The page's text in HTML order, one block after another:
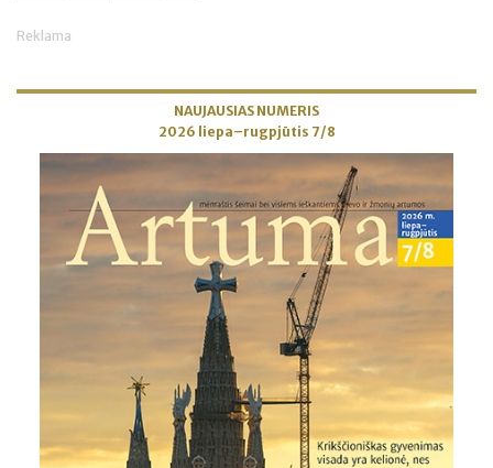
Reklama
NAUJAUSIAS NUMERIS
2026 liepa–rugpjūtis 7/8